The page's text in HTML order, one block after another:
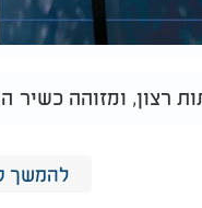
רצון, ומזוהה
ר' אהרן ברים זצ"ל,
להמשך